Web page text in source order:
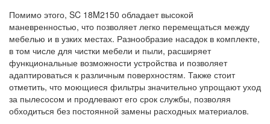
Помимо этого, SC 18M2150 обладает высокой
маневренностью, что позволяет легко перемещаться между
мебелью и в узких местах. Разнообразие насадок в комплекте,
в том числе для чистки мебели и пыли, расширяет
функциональные возможности устройства и позволяет
адаптироваться к различным поверхностям. Также стоит
отметить, что моющиеся фильтры значительно упрощают уход
за пылесосом и продлевают его срок службы, позволяя
обходиться без постоянной замены расходных материалов.